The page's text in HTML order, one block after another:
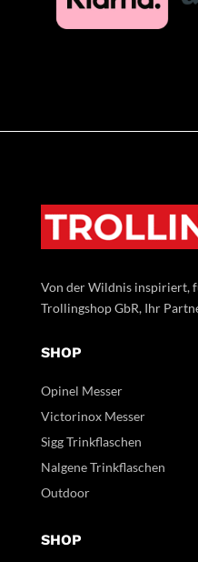
Von der Wildnis inspiriert,
Trollingshop GbR, Ihr
SHOP
Opinel Messer
Victorinox Messer
Sigg Trinkflaschen
Nalgene Trinkflaschen
Outdoor
SHOP